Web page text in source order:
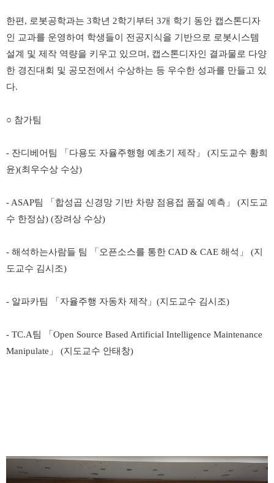
한편 , 로봇공학과는 3학년 2학기부터 3개 학기 동안 캡스톤디자
인 교과를 운영하여 학생들이 전공지식을 기반으로 로봇시스템
설계 및 제작 역량을 키우고 있으며 , 캡스톤디자인 결과물로 다양
한 경진대회 및 공모전에서 수상하는 등 우수한 성과를 만들고 있
다.
○ 참가팀
- 잔디베어팀 「 다용도 자율주행형 예초기 제작 」 (지도교수 황희
윤)(최우수상 수상)
- ASAP팀 「 합성곱 신경망 기반 차량 점용접 품질 예측 」 (지도교
수 한정삼) (장려상 수상)
- 해석하는사람들 팀 「 오픈소스를 통한 CAD & CAE 해석 」 (지
도교수 김시조)
- 알파카팀 「 자율주행 자동차 제작 」 (지도교수 김시조)
- TC.A팀 「 Open Source Based Artificial Intelligence Maintenance
Manipulate 」 (지도교수 안태창)